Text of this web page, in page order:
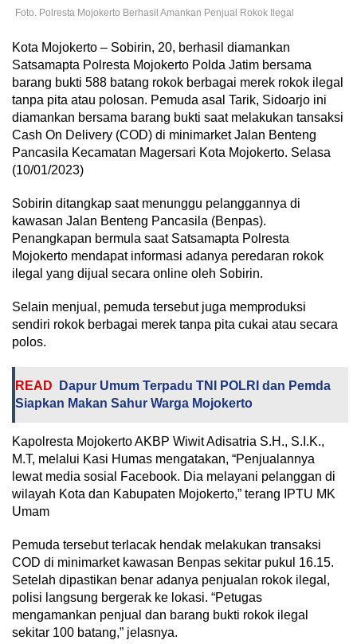
Foto. Polresta Mojokerto Berhasil Amankan Penjual Rokok Ilegal
Kota Mojokerto – Sobirin, 20, berhasil diamankan
Satsamapta Polresta Mojokerto Polda Jatim bersama
barang bukti 588 batang rokok berbagai merek rokok ilegal
tanpa pita atau polosan. Pemuda asal Tarik, Sidoarjo ini
diamankan bersama barang bukti saat melakukan tansaksi
Cash On Delivery (COD) di minimarket Jalan Benteng
Pancasila Kecamatan Magersari Kota Mojokerto. Selasa
(10/01/2023)
Sobirin ditangkap saat menunggu pelanggannya di
kawasan Jalan Benteng Pancasila (Benpas).
Penangkapan bermula saat Satsamapta Polresta
Mojokerto mendapat informasi adanya peredaran rokok
ilegal yang dijual secara online oleh Sobirin.
Selain menjual, pemuda tersebut juga memproduksi
sendiri rokok berbagai merek tanpa pita cukai atau secara
polos.
READ
Dapur Umum Terpadu TNI POLRI dan Pemda
Siapkan Makan Sahur Warga Mojokerto
Kapolresta Mojokerto AKBP Wiwit Adisatria S.H., S.I.K.,
M.T, melalui Kasi Humas mengatakan, “Penjualannya
lewat media sosial Facebook. Dia melayani pelanggan di
wilayah Kota dan Kabupaten Mojokerto,” terang IPTU MK
Umam
Pemuda tersebut terlacak hendak melakukan transaksi
COD di minimarket kawasan Benpas sekitar pukul 16.15.
Setelah dipastikan benar adanya penjualan rokok ilegal,
polisi langsung bergerak ke lokasi. “Petugas
mengamankan penjual dan barang bukti rokok ilegal
sekitar 100 batang,” jelasnya.